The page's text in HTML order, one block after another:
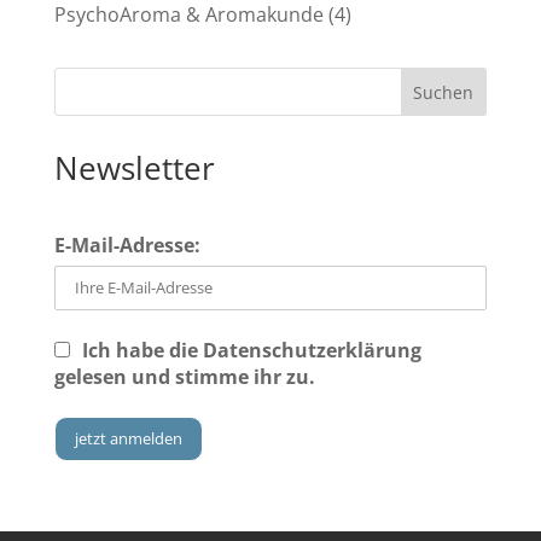
PsychoAroma & Aromakunde(4)
Newsletter
E-Mail-Adresse:
Ich habe die Datenschutzerklärung
gelesen und stimme ihr zu.